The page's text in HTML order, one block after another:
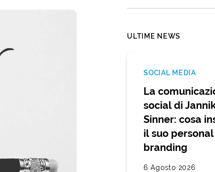
ULTIME NEWS
SOCIAL MEDIA
La
social di
Sinner: cosa
il suo personal
branding
6 Agosto 2026